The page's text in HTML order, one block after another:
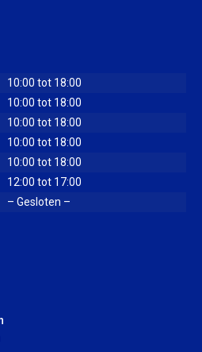
10:00 tot 18:00
10:00 tot 18:00
10:00 tot 18:00
10:00 tot 18:00
10:00 tot 18:00
12:00 tot 17:00
– Gesloten –